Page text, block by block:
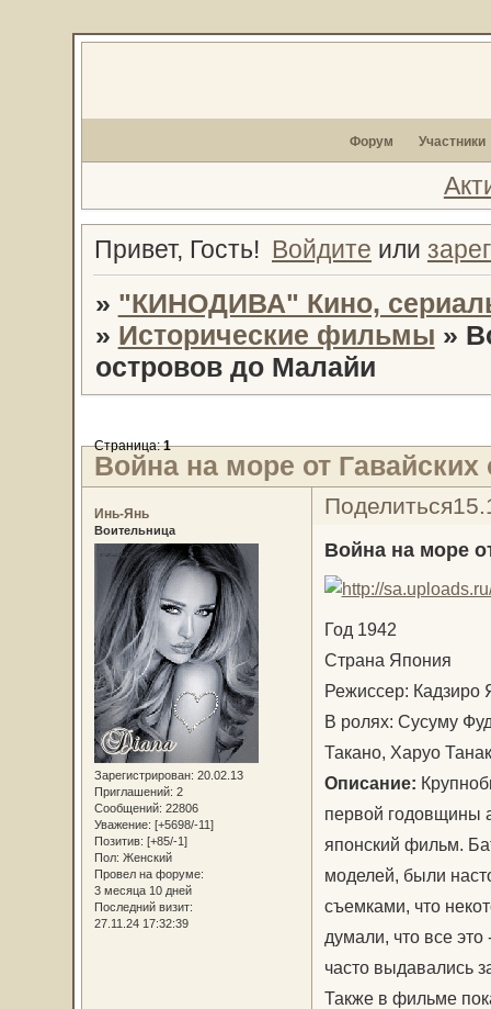
Форум Участники
Привет, Гость! Войдите или
» "КИНОДИВА" Кино,
» Исторические фильмы »
островов до Малайи
Война на море от
Страница:1
Поделиться
Инь-Янь
Воительница
Зарегистрирован: 20.02.13
Приглашений: 2
Сообщений: 22806
Уважение: [+5698/-11]
Позитив: [+85/-1]
Пол: Женский
Провел на форуме:
3 месяца 10 дней
Последний визит:
27.11.24 17:32:39
Война на море
Год 1942
Страна Япония
Режиссер: Кадзиро
В ролях: Сусуму
Такано, Харуо
Описание:
первой годовщины
японский фильм.
моделей, были
съемками, что
думали, что все
часто выдавались
Также в фильме